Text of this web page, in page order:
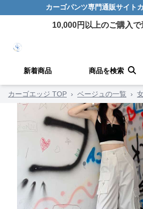
カーゴパンツ専門通販サイト
10,000円以上のご購入で
新着商品 商品を検索
カーゴエッジ TOP › ベージュの一覧 ›